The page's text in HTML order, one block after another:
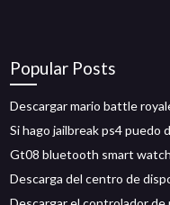
Popular Posts
Descargar mario battle
Si hago jailbreak ps4 puedo
Gt08 bluetooth smart
Descarga del centro de